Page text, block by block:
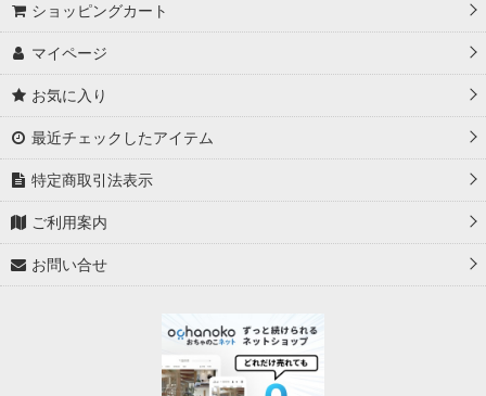
ショッピングカート
マイページ
お気に入り
最近チェックしたアイテム
特定商取引法表示
ご利用案内
お問い合せ